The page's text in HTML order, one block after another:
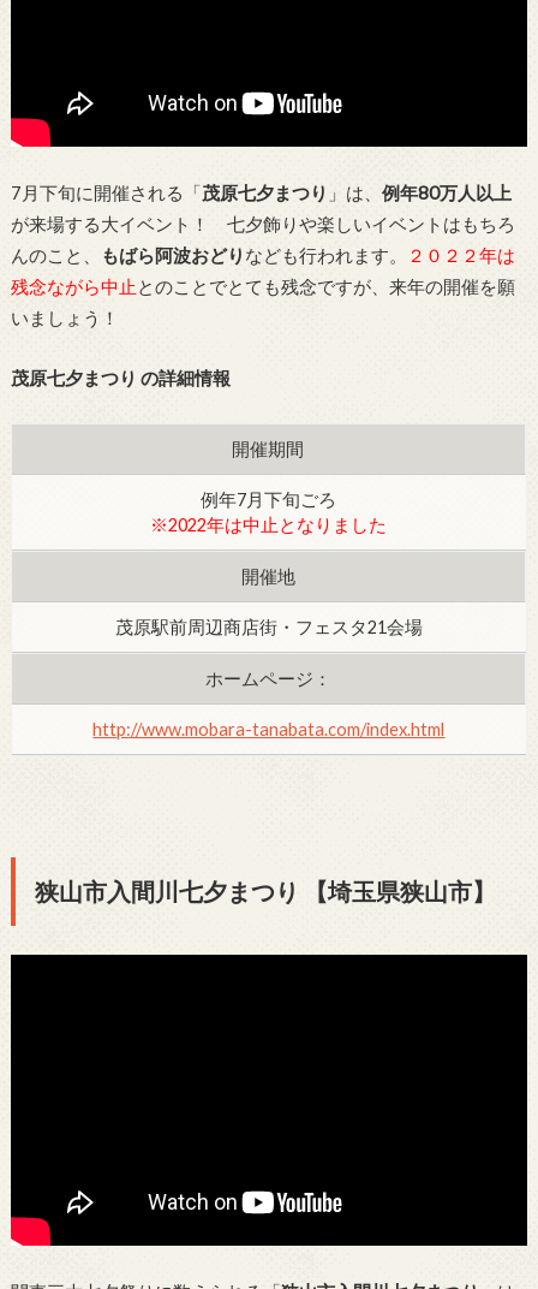
7月下旬に開催される「茂原七夕まつり 」は、 例年80万人以上
が来場する大イベント！ 七夕飾りや楽しいイベントはもちろ
んのこと、
もばら阿波おどり なども行われます。
２０２２年は
残念ながら中止 とのことでとても残念ですが、来年の開催を願
いましょう！
茂原七夕まつり の詳細情報
開催期間
例年7月下旬ごろ
※2022年は中止となりました
開催地
茂原駅前周辺商店街・フェスタ21会場
ホームページ：
http://www.mobara-tanabata.com/index.html
狭山市入間川七夕まつり 【埼玉県狭山市】